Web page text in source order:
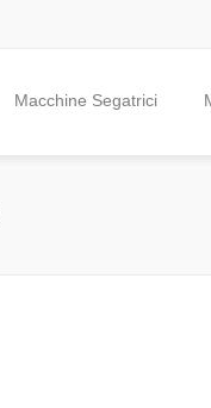
Macchine Segatrici